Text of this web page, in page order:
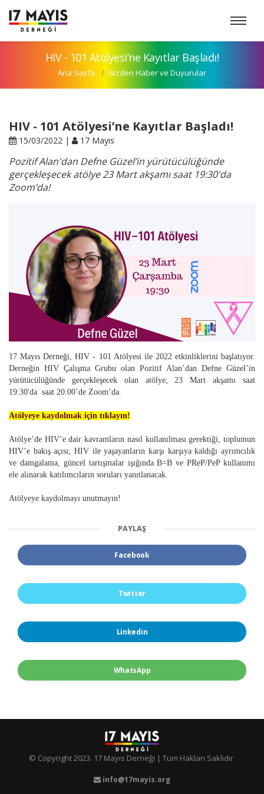
HIV - 101 Atölyesi’ne Kayıtlar Başladı!
Ana Sayfa Bizden Haber ve Duyurular
HIV - 101 Atölyesi’ne Kayıtlar Başladı!
15/03/2022 | 17 Mayıs
Pozitif Alan'dan Defne Güzel’in yürütücülüğünde
gerçekleşecek atölye 23 Mart akşamı saat 19:30'da
Zoom’da!
17 Mayıs Derneği, HIV - 101 Atölyesi ile 2022 etkinliklerini başlatıyor.
Derneğin HIV Çalışma Grubu olan Pozitif Alan’dan Defne Güzel’in
yürütücülüğünde gerçekleşecek olan atölye; 23 Mart akşamı saat
19:30'da saat 20:00’de Zoom’da.
Atölyeye kaydolmak için tıklayın!
Atölye’de HIV’e dair kavramların nasıl kullanılması gerektiği, toplumun
HIV’e bakış açısı; HIV ile yaşayanların karşı karşıya kaldığı ayrımcılık
ve damgalama, güncel tartışmalar ışığında B=B ve PReP/PeP kullanımı
ele alınarak katılımcıların soruları yanıtlanacak.
Atölyeye kaydolmayı unutmayın!
PAYLAŞ
Facebook
Twitter
Linkedin
WhatsApp
© Copyright 2023. 17 Mayıs Derneği | Tüm Hakları Saklıdır.
info@17mayis.org